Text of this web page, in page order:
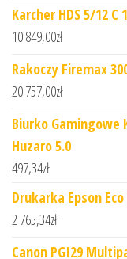
Karcher HDS 5/12 C
10 849,00zł
Rakoczy Firemax
20 757,00zł
Biurko Gamingowe
Huzaro 5.0
497,34zł
Drukarka Epson Eco
2 765,34zł
Canon PGI29